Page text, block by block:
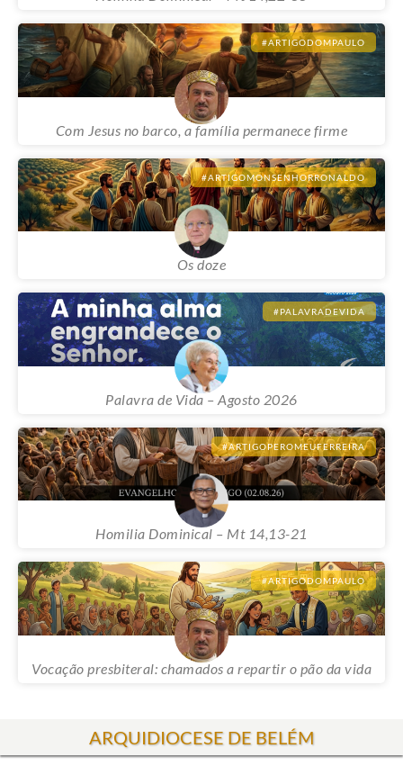
#ARTIGODOMPAULO
Com Jesus no barco, a família permanece firme
#ARTIGOMONSENHORRONALDO
Os doze
#PALAVRADEVIDA
Palavra de Vida – Agosto 2026
#ARTIGOPEROMEUFERREIRA
Homilia Dominical – Mt 14,13-21
#ARTIGODOMPAULO
Vocação presbiteral: chamados a repartir o pão da vida
ARQUIDIOCESE DE BELÉM